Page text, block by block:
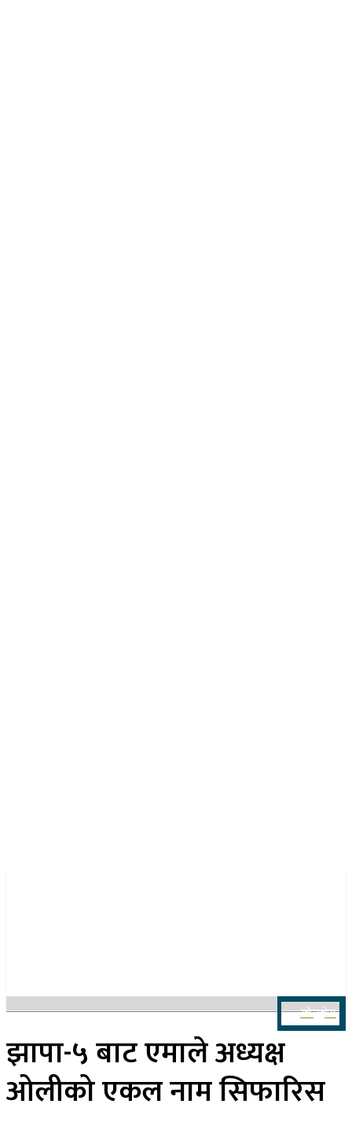
खोज्नुहोस
झापा-५ बाट एमाले अध्यक्ष
ओलीको एकल नाम सिफारिस